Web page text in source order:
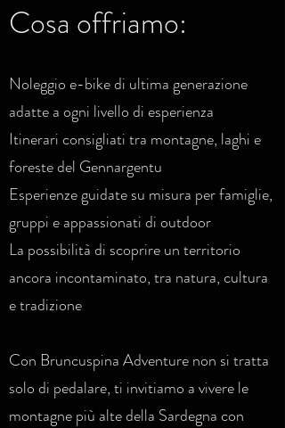
Cosa offriamo:
Noleggio e-bike di ultima generazione
adatte a ogni livello di esperienza
Itinerari consigliati tra montagne, laghi e
foreste del Gennargentu
Esperienze guidate su misura per famiglie,
gruppi e appassionati di outdoor
La possibilità di scoprire un territorio
ancora incontaminato, tra natura, cultura
e tradizione
Con Bruncuspina Adventure non si tratta
solo di pedalare, ti invitiamo a vivere le
montagne più alte della Sardegna con